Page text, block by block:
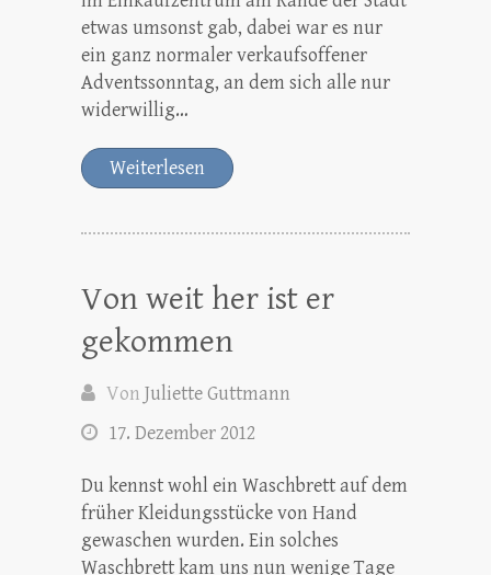
etwas umsonst gab, dabei war es nur
ein ganz normaler verkaufsoffener
Adventssonntag, an dem sich alle nur
widerwillig…
Weiterlesen
Von weit her ist er
gekommen
Von Juliette Guttmann
17. Dezember 2012
Du kennst wohl ein Waschbrett auf dem
früher Kleidungsstücke von Hand
gewaschen wurden. Ein solches
Waschbrett kam uns nun wenige Tage